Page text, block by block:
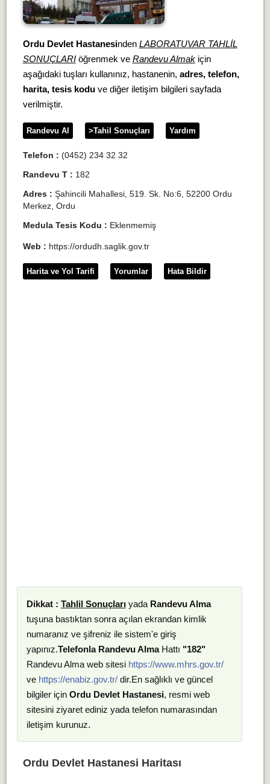
Ordu Devlet Hastanesinden LABORATUVAR TAHLİL
SONUÇLARIöğrenmek ve Randevu Almakiçin
aşağıdaki tuşları kullanınız, hastanenin, adres, telefon,
harita, tesis koduve diğer iletişim bilgileri sayfada
verilmiştir.
Randevu Al >Tahil Sonuçları Yardım
Telefon : (0452) 234 32 32
Randevu T : 182
Adres : Şahincili Mahallesi, 519. Sk. No:6, 52200 Ordu
Merkez, Ordu
Medula Tesis Kodu : Eklenmemiş
Web : https://ordudh.saglik.gov.tr
Harita ve Yol Tarifi Yorumlar Hata Bildir
Dikkat : Tahlil Sonuçlarıyada Randevu Alma
tuşuna bastıktan sonra açılan ekrandan kimlik
numaranız ve şifreniz ile sistem'e giriş
yapınız.Telefonla Randevu AlmaHattı "182"
Randevu Alma web sitesi https://www.mhrs.gov.tr/
ve https://enabiz.gov.tr/dir.En sağlıklı ve güncel
bilgiler için Ordu Devlet Hastanesi, resmi web
sitesini ziyaret ediniz yada telefon numarasından
iletişim kurunuz.
Ordu Devlet Hastanesi Haritası